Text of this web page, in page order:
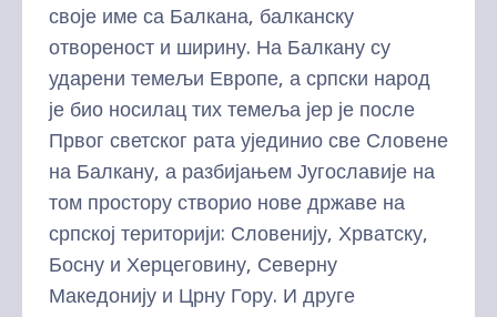
своје име са Балкана, балканску
отвореност и ширину. На Балкану су
ударени темељи Европе, а српски народ
је био носилац тих темеља јер је после
Првог светског рата ујединио све Словене
на Балкану, а разбијањем Југославије на
том простору створио нове државе на
српској територији: Словенију, Хрватску,
Босну и Херцеговину, Северну
Македонију и Црну Гору. И друге